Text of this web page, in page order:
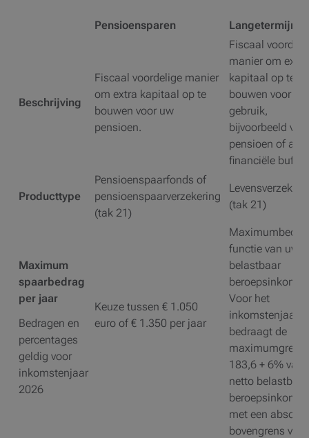
Pensioensparen
Beschrijving
Fiscaal voordelige manier
om extra kapitaal op te
bouwen voor uw
pensioen.
Fiscaal
manier om extra
kapitaal op te
bouwen voor
gebruik,
bijvoorbeeld
pensioen of als
financiële buffer.
Producttype
Pensioenspaarfonds of
pensioenspaarverzekering
(tak 21)
(tak 21)
Maximum
spaarbedrag
per jaar
Bedragen en
percentages
geldig voor
inkomstenjaar
2026
Keuze tussen € 1.050
euro of € 1.350 per jaar
functie van uw
belastbaar
Voor het
inkomstenjaar
bedraagt de
maximumgrens
183,6 + 6% van
netto belastbaar
met een
bovengrens van